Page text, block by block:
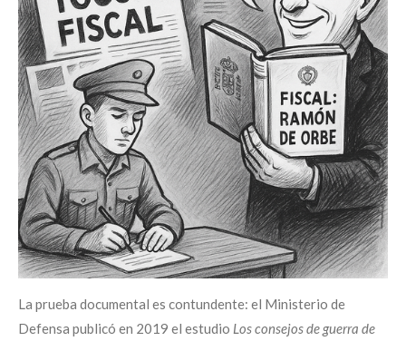
La prueba documental es contundente: el Ministerio de
Defensa publicó en 2019 el estudio Los consejos de guerra de